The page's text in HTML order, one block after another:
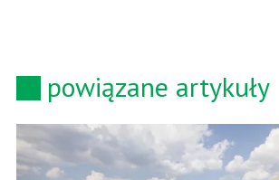
powiązane artykuły